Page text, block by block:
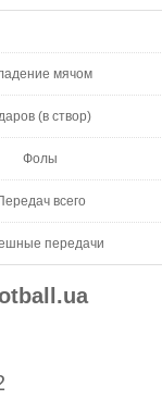
мячом
(в створ)
Фолы
всего
передачи